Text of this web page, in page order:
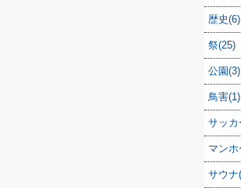
歴史(6)
祭(25)
公園(3)
鳥害(1)
サッカ
マン
サウナ